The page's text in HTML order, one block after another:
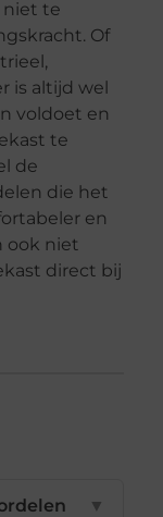
niet te
Of
is altijd wel
voldoet en
te
de
die het
en
ook niet
direct bij
▼